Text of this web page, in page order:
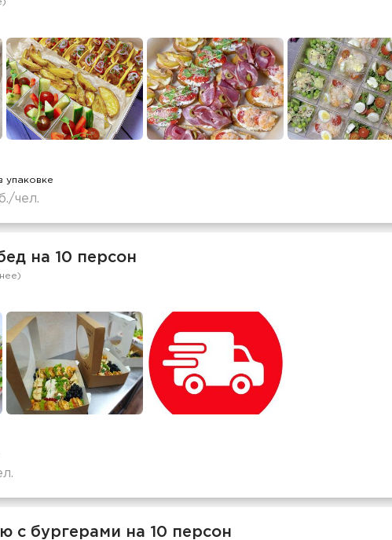
упаковке
чел.
на 10 персон
с бургерами на 10 персон